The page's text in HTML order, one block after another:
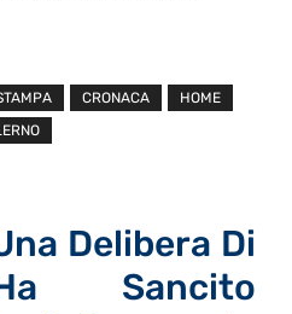
CRONACA
HOME
Delibera Di
Sancito